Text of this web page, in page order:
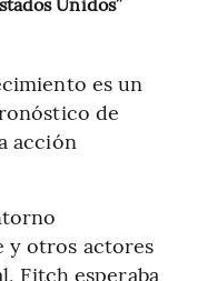
es un
de
acción
y otros actores
Fitch esperaba